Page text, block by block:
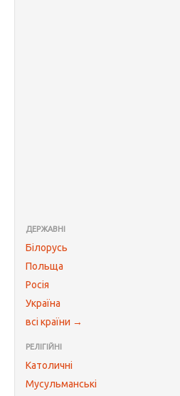
ДЕРЖАВНІ
Білорусь
Польща
Росія
Україна
всі країни →
РЕЛІГІЙНІ
Католичні
Мусульманські